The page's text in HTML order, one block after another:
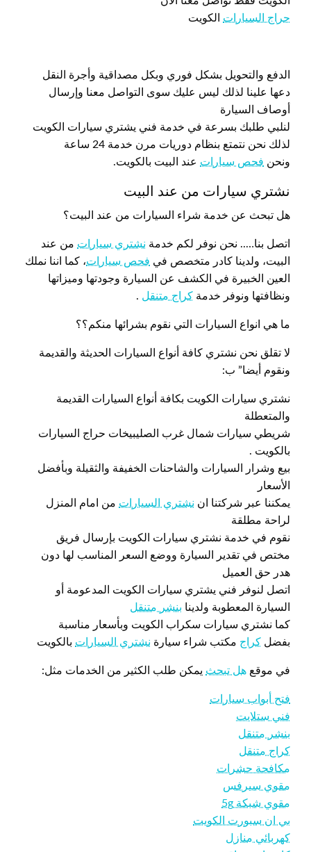
حراج السيارات الكويت
الدفع والتحويل بشكل فوري وبكل مصداقية وأجرة النقل
دعها علينا لذلك ليس عليك سوى التواصل معنا وإرسال
أوصاف السيارة
لنلبي طلبك بسرعة في خدمة فني يشتري سيارات الكويت
لذلك نحن نتمتع بنظام دوريات مرن خدمة 24 ساعة
ونحن فحص سيارات عند البيت بالكويت.
نشتري سيارات من عند البيت
هل تبحث عن خدمة شراء السيارات من عند البيت؟
اتصل بنا….. نحن نوفر لكم خدمة نشتري سيارات من عند
البيت، ولدينا كادر متخصص في فحص سيارات، كما اننا نملك
العين الخبيرة في الكشف عن السيارة وجودتها وميزاتها
ونظافتها ونوفر خدمة كراج متنقل .
ما هي انواع السيارات التي نقوم بشرائها منكم؟؟
لا تقلق نحن نشتري كافة أنواع السيارات الحديثة والقديمة
ونقوم أيضا” ب:
نشتري سيارات الكويت بكافة أنواع السيارات القديمة
والمتعطلة
شريطي سيارات شمال غرب الصليبيخات حراج السيارات
بالكويت .
بيع وشرار السيارات والشاحنات الخفيفة والثقيلة وبأفضل
الأسعار
يمكننا عبر شركتنا ان نشتري السيارات من امام المنزل
لراحة مطلقة
نقوم في خدمة نشتري سيارات الكويت بإرسال فريق
مختص في تقدير السيارة ووضع السعر المناسب لها دون
هدر حق العميل
اتصل لنوفر فني يشتري سيارات الكويت المدعومة أو
السيارة المعطوبة ولدينا بنشر متنقل
كما نشتري سيارات سكراب الكويت وبأسعار مناسبة
بفضل كراج مكتب شراء سيارة نشتري السيارات بالكويت
في موقع هل تبحث يمكن طلب الكثير من الخدمات مثل:
فتح أبواب سيارات
فني ستلايت
بنشر متنقل
كراج متنقل
مكافحة حشرات
مقوي سيرفس
مقوي شبكة 5g
بي ان سبورت الكويت
كهربائي منازل